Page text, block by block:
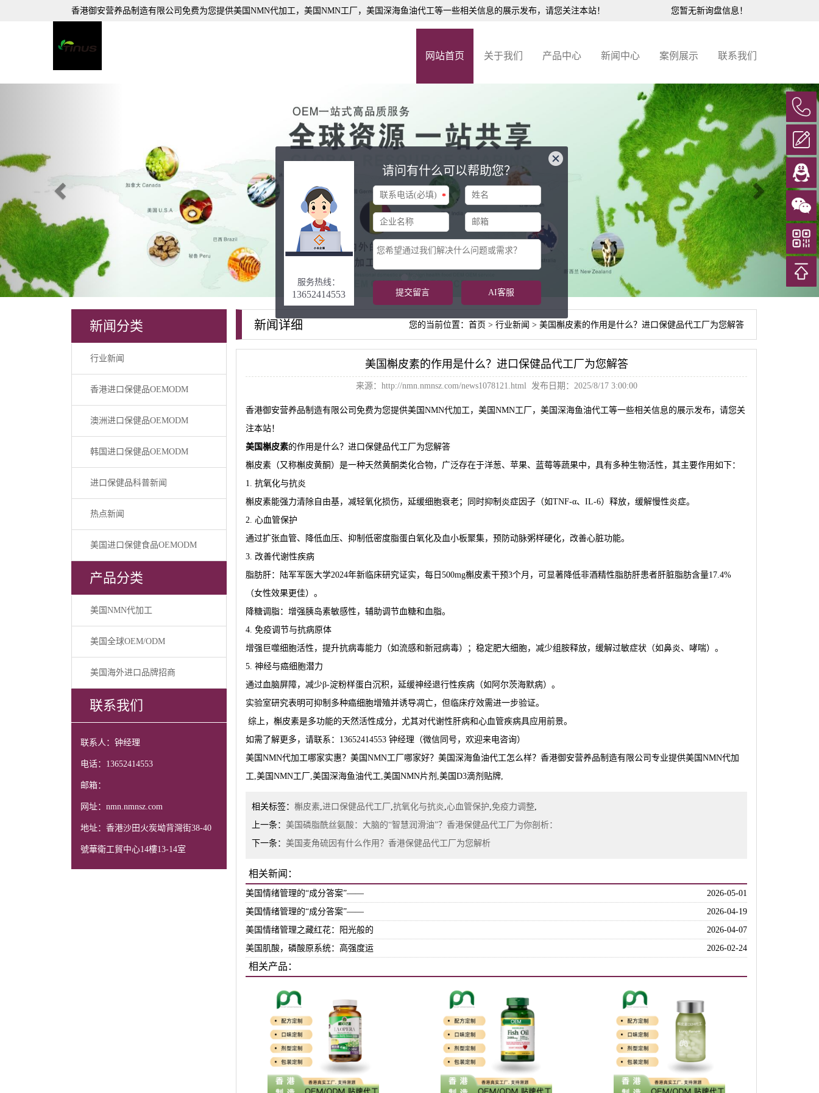
香港御安营养品制造有限公司免费为您提供美国NMN代加工 ，美国NMN工厂，美国深海鱼油代工等一些相关信息的展示发布，请您关注本站！ 您暂无新询盘信息！
网站首页 关于我们 产品中心 新闻中心 案例展示 联系我们
Next
新闻分类
行业新闻
香港进口保健品OEMODM
澳洲进口保健品OEMODM
韩国进口保健品OEMODM
进口保健品科普新闻
热点新闻
美国进口保健食品OEMODM
产品分类
美国NMN代加工
美国全球OEM/ODM
美国海外进口品牌招商
联系我们
联系人：钟经理
电话：13652414553
邮箱：
网址：nmn.nmnsz.com
地址：香港沙田火炭坳背灣街38-40
號華衛工貿中心14樓13-14室
新闻详细 您的当前位置： 首页 > 行业新闻 > 美国槲皮素的作用是什么？进口保健品代工厂为您解答
美国槲皮素的作用是什么？进口保健品代工厂为您解答
来源： http://nmn.nmnsz.com/news1078121.html 发布日期：2025/8/17 3:00:00
香港御安营养品制造有限公司免费为您提供美国NMN代加工 ，美国NMN工厂，美国深海鱼油代工等一些相关信息的展示发布，请您关
注本站！
美国槲皮素的作用是什么？进口保健品代工厂为您解答
槲皮素（又称槲皮黄酮）是一种天然黄酮类化合物，广泛存在于洋葱、苹果、蓝莓等蔬果中，具有多种生物活性，其主要作用如下：
1. 抗氧化与抗炎
槲皮素能强力清除自由基，减轻氧化损伤，延缓细胞衰老；同时抑制炎症因子（如TNF-α、IL-6）释放，缓解慢性炎症。
2. 心血管保护
通过扩张血管、降低血压、抑制低密度脂蛋白氧化及血小板聚集，预防动脉粥样硬化，改善心脏功能。
3. 改善代谢性疾病
脂肪肝：陆军军医大学2024年新临床研究证实，每日500mg槲皮素干预3个月，可显著降低非酒精性脂肪肝患者肝脏脂肪含量17.4%
（女性效果更佳）。
降糖调脂：增强胰岛素敏感性，辅助调节血糖和血脂。
4. 免疫调节与抗病原体
增强巨噬细胞活性，提升抗病毒能力（如流感和新冠病毒）；稳定肥大细胞，减少组胺释放，缓解过敏症状（如鼻炎、哮喘）。
5. 神经与癌细胞潜力
通过血脑屏障，减少β-淀粉样蛋白沉积，延缓神经退行性疾病（如阿尔茨海默病）。
实验室研究表明可抑制多种癌细胞增殖并诱导凋亡，但临床疗效需进一步验证。
综上，槲皮素是多功能的天然活性成分，尤其对代谢性肝病和心血管疾病具应用前景。
如需了解更多，请联系：13652414553 钟经理（微信同号，欢迎来电咨询）
美国NMN代加工哪家实惠？美国NMN工厂哪家好？美国深海鱼油代工怎么样？香港御安营养品制造有限公司专业提供美国NMN代加
工,美国NMN工厂,美国深海鱼油代工,美国NMN片剂,美国D3滴剂贴牌,
相关标签： 槲皮素,进口保健品代工厂 ,抗氧化与抗炎,心血管保护,免疫力调整,
上一条： 美国磷脂酰丝氨酸：大脑的“智慧润滑油”？香港保健品代工厂为你剖析：
下一条： 美国麦角硫因有什么作用？香港保健品代工厂为您解析
相关新闻：
美国情绪管理的“成分答案”——
2026-05-01
美国情绪管理的“成分答案”——
2026-04-19
美国情绪管理之藏红花：阳光般的
2026-04-07
美国肌酸，磷酸原系统：高强度运
2026-02-24
相关产品：
服务热线：
13652414553
请问有什么可以帮助您？
*
提交留言 AI客服